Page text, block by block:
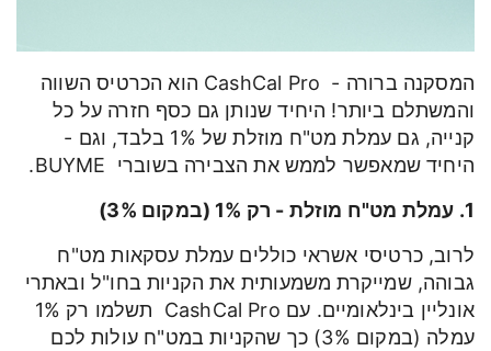
המסקנה ברורה - CashCal Pro הוא הכרטיס השווה
והמשתלם ביותר! היחיד שנותן גם כסף חזרה על כל
קנייה, גם עמלת מט"ח מוזלת של 1% בלבד, וגם -
היחיד שמאפשר לממש את הצבירה בשוברי BUYME.
1. עמלת מט"ח מוזלת - רק 1% (במקום 3%)
לרוב, כרטיסי אשראי כוללים עמלת עסקאות מט"ח
גבוהה, שמייקרת משמעותית את הקניות בחו"ל ובאתרי
אונליין בינלאומיים. עם CashCal Pro תשלמו רק 1%
עמלה (במקום 3%) כך שהקניות במט"ח עולות לכם